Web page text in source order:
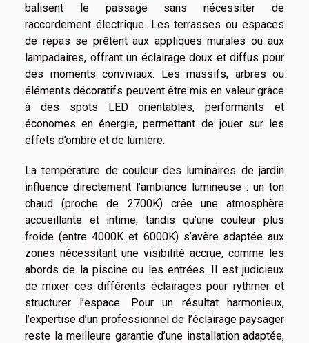
balisent le passage sans nécessiter de
raccordement électrique. Les terrasses ou espaces
de repas se prêtent aux appliques murales ou aux
lampadaires, offrant un éclairage doux et diffus pour
des moments conviviaux. Les massifs, arbres ou
éléments décoratifs peuvent être mis en valeur grâce
à des spots LED orientables, performants et
économes en énergie, permettant de jouer sur les
effets d’ombre et de lumière.
La température de couleur des luminaires de jardin
influence directement l’ambiance lumineuse : un ton
chaud (proche de 2700K) crée une atmosphère
accueillante et intime, tandis qu’une couleur plus
froide (entre 4000K et 6000K) s’avère adaptée aux
zones nécessitant une visibilité accrue, comme les
abords de la piscine ou les entrées. Il est judicieux
de mixer ces différents éclairages pour rythmer et
structurer l’espace. Pour un résultat harmonieux,
l’expertise d’un professionnel de l’éclairage paysager
reste la meilleure garantie d’une installation adaptée,